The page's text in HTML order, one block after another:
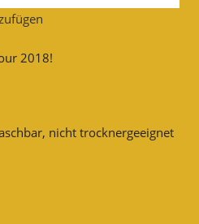
2018!
nicht trocknergeeignet